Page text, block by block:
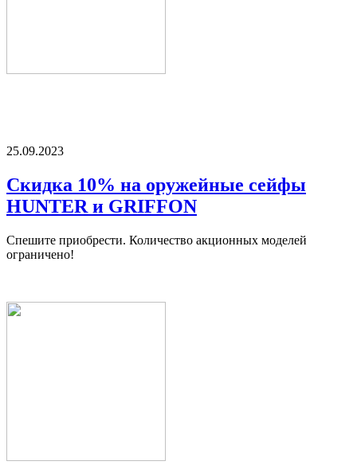
25.09.2023
Скидка 10% на оружейные сейфы
HUNTER и GRIFFON
Спешите приобрести. Количество акционных моделей
ограничено!